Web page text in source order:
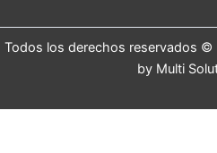
Todos los derechos reservados ©
by Multi